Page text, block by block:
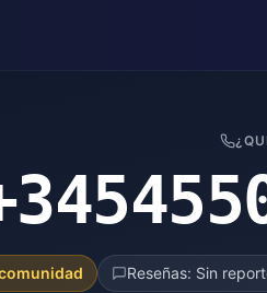
Reseñas: Sin